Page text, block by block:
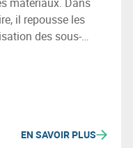
il repousse les
des sous-
consommation
et rentables.
EN SAVOIR PLUS